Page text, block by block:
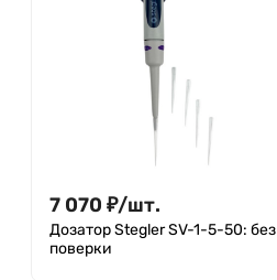
7 070 ₽/шт.
Дозатор Stegler SV-1-5-50: без
поверки